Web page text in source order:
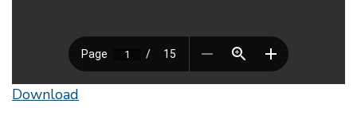
Download